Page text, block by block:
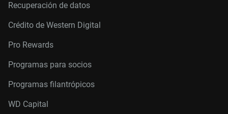
Recuperación de datos
Crédito de Western Digital
Pro Rewards
Programas para socios
Programas filantrópicos
WD Capital